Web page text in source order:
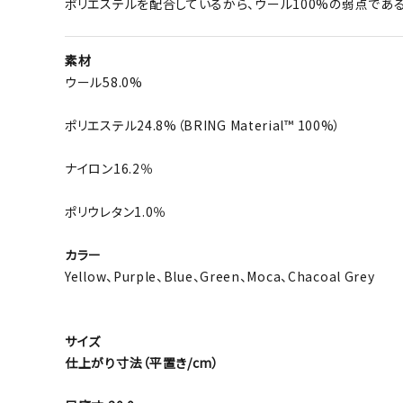
素材
ウール58.0%
ポリエステル24.8%（BRING Material™ 100%）
ナイロン16.2％
ポリウレタン1.0％
カラー
Yellow、Purple、Blue、Green、Moca、Chacoal Grey
サイズ
仕上がり寸法（平置き/cm）